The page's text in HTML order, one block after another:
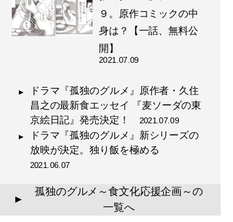
９。原作コミックの中
身は？【一話、無料公
開】
2021.07.09
ドラマ『孤独のグルメ』原作者・久住
昌之の最新食エッセイ 『麦ソーダの東
京絵日記』発売決定！ 2021.07.09
ドラマ『孤独のグルメ』新シリーズの
放映が決定。独り飯を極める
2021.06.07
▲
孤独のグルメ～食文化応援企画～の
一覧へ